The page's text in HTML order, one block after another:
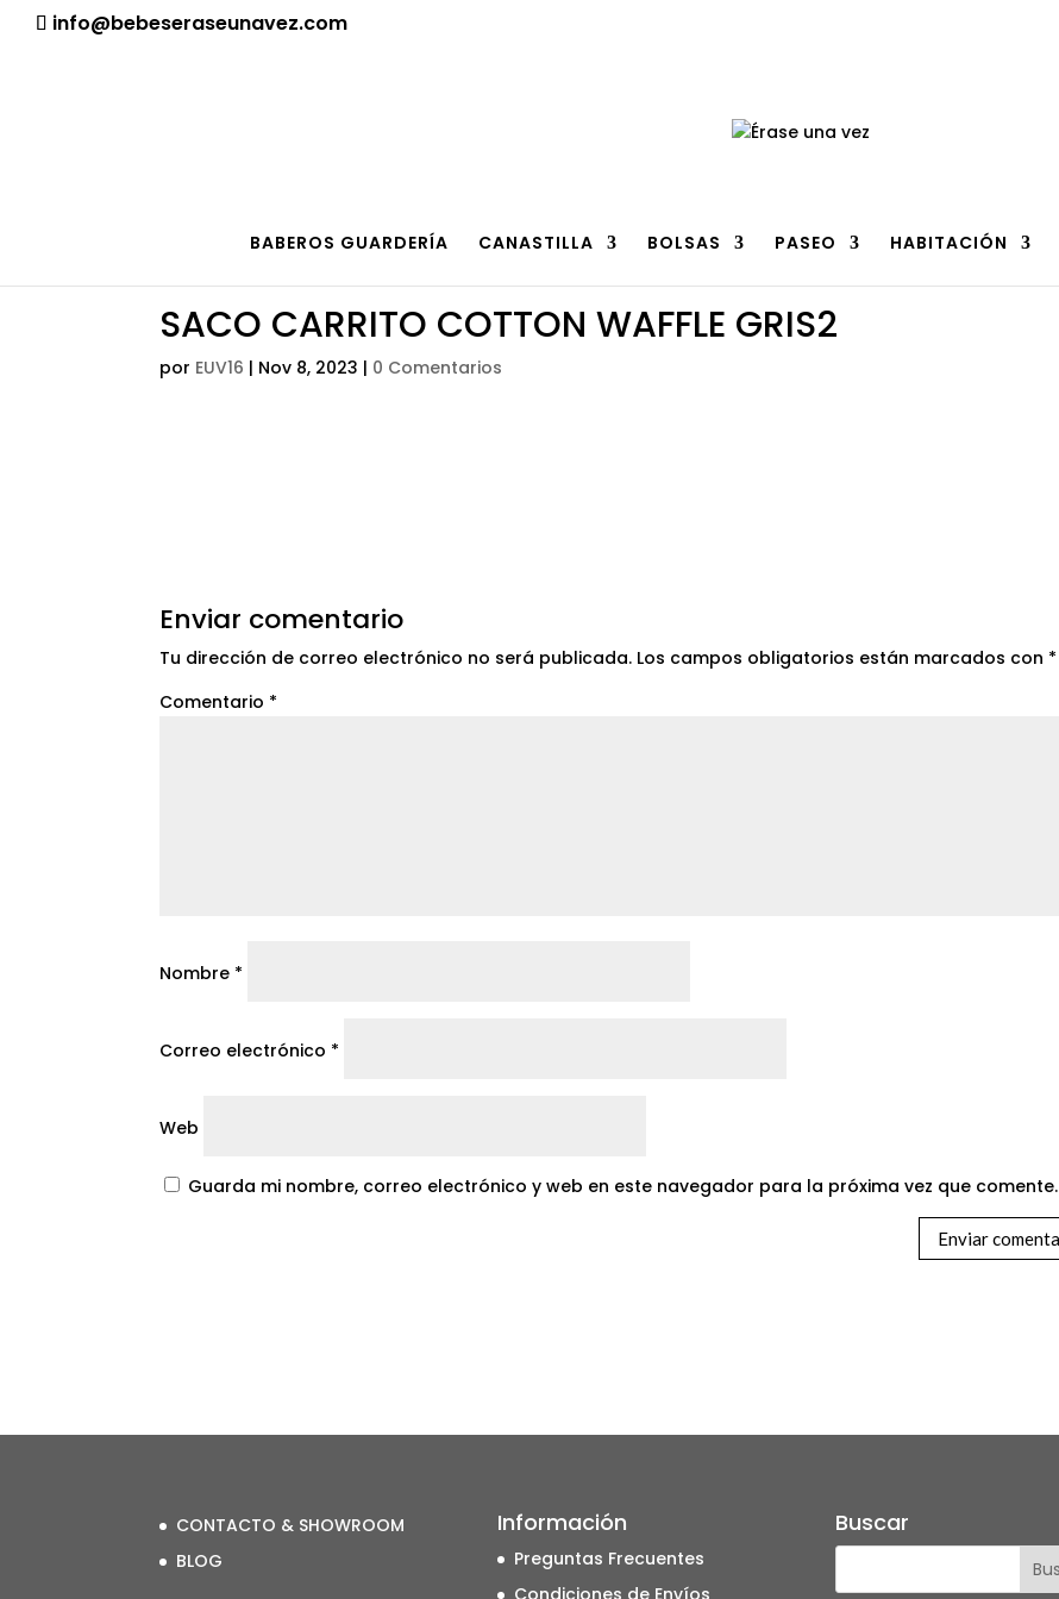
¡Aviso importante para tod@s! Si necesitan más información
info@bebeseraseunavez.com
BABEROS GUARDERÍA CANASTILLA BOLSAS PASEO HABITACIÓN
SACO CARRITO COTTON WAFFLE GRIS2
por EUV16 | Nov 8, 2023 | 0 Comentarios
Enviar comentario
Tu dirección de correo electrónico no será publicada. Los campos obligatorios están marcados con *
Comentario *
Nombre *
Correo electrónico *
Web
Guarda mi nombre, correo electrónico y web en este navegador para la próxima vez que comente.
CONTACTO & SHOWROOM
BLOG
Información
Preguntas Frecuentes
Condiciones de Envíos
Buscar